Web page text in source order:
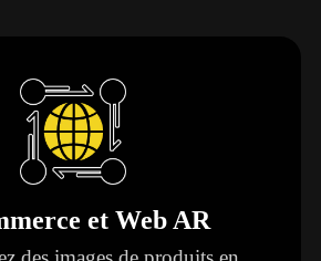
et Web AR